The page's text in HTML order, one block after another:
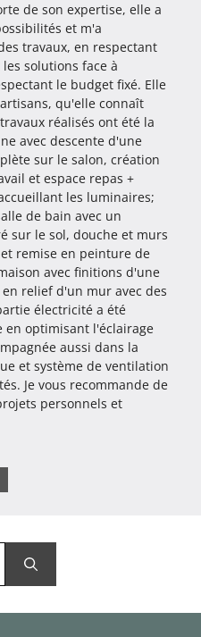
de son expertise, elle a
et m'a
travaux, en respectant
solutions face à
le budget fixé. Elle
qu'elle connaît
réalisés ont été la
avec descente d'une
sur le salon, création
et espace repas +
les luminaires;
de bain avec un
sur le sol, douche et murs
remise en peinture de
avec finitions d'une
relief d'un mur avec des
électricité a été
en optimisant l'éclairage
aussi dans la
et système de ventilation
Je vous recommande de
personnels et